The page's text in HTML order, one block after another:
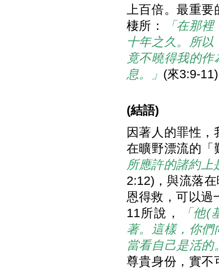
上百倍。最重
棲所：
「在那
十年之久。所
竟不曉得我的
息。」 (來3:9-
(結語)
因著人的罪性
在曠野漂流的「
所應許的諸約上
2:12)，與流落
恩得救，可以過
11所說，
「他
著。這樣，你們
當看自己是活的
尊貴身份，實不